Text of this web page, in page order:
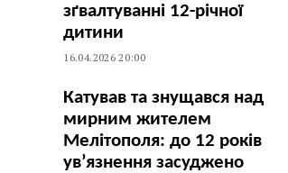
зґвалтуванні 12-річної
дитини
16.04.2026 20:00
Катував та знущався над
мирним жителем
Мелітополя: до 12 років
ув’язнення засуджено